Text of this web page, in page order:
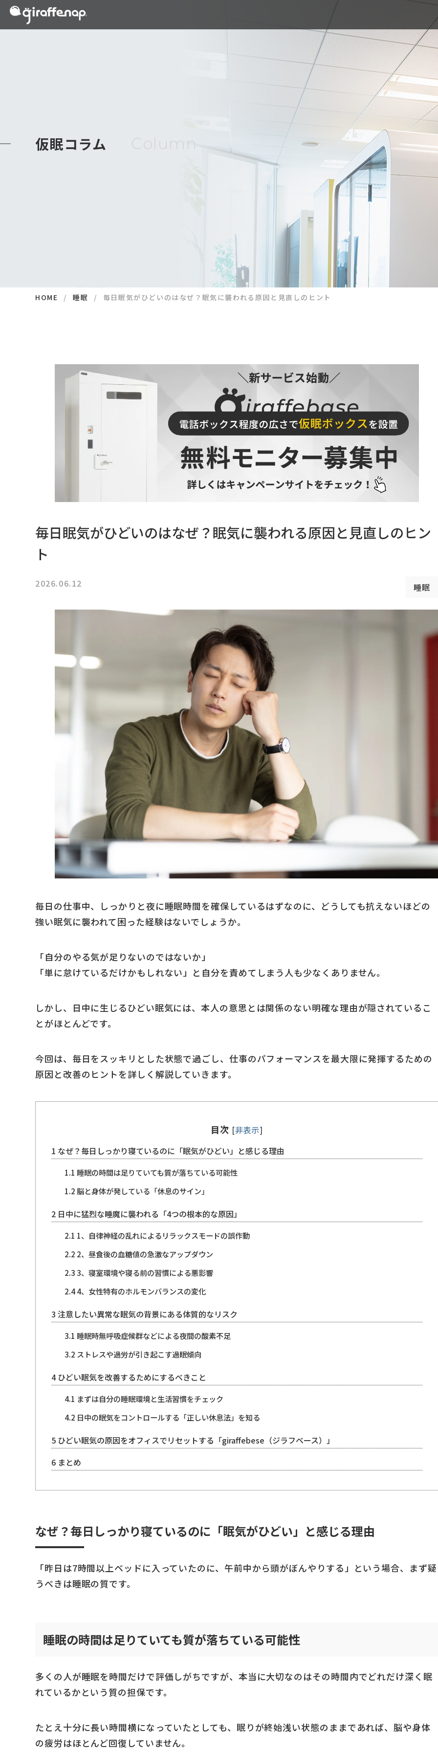
仮眠コラム Column
HOME 睡眠 毎日眠気がひどいのはなぜ？眠気に襲われる原因と見直しのヒント
毎日眠気がひどいのはなぜ？眠気に襲われる原因と見直しのヒン
ト
2026.06.12 睡眠
毎日の仕事中、しっかりと夜に睡眠時間を確保しているはずなのに、どうしても抗えないほどの
強い眠気に襲われて困った経験はないでしょうか。
「自分のやる気が足りないのではないか」
「単に怠けているだけかもしれない」と自分を責めてしまう人も少なくありません。
しかし、日中に生じるひどい眠気には、本人の意思とは関係のない明確な理由が隠されているこ
とがほとんどです。
今回は、毎日をスッキリとした状態で過ごし、仕事のパフォーマンスを最大限に発揮するための
原因と改善のヒントを詳しく解説していきます。
目次 [非表示]
1 なぜ？毎日しっかり寝ているのに「眠気がひどい」と感じる理由
1.1 睡眠の時間は足りていても質が落ちている可能性
1.2 脳と身体が発している「休息のサイン」
2 日中に猛烈な睡魔に襲われる「4つの根本的な原因」
2.1 1、自律神経の乱れによるリラックスモードの誤作動
2.2 2、昼食後の血糖値の急激なアップダウン
2.3 3、寝室環境や寝る前の習慣による悪影響
2.44、女性特有のホルモンバランスの変化
3 注意したい異常な眠気の背景にある体質的なリスク
3.1 睡眠時無呼吸症候群などによる夜間の酸素不足
3.2 ストレスや過労が引き起こす過眠傾向
4ひどい眠気を改善するためにするべきこと
4.1 まずは自分の睡眠環境と生活習慣をチェック
4.2 日中の眠気をコントロールする「正しい休息法」を知る
5 ひどい眠気の原因をオフィスでリセットする「giraffebese（ジラフベース）」
6 まとめ
なぜ？毎日しっかり寝ているのに「眠気がひどい」と感じる理由
「昨日は7時間以上ベッドに入っていたのに、午前中から頭がぼんやりする」という場合、まず疑
うべきは睡眠の質です。
睡眠の時間は足りていても質が落ちている可能性
多くの人が睡眠を時間だけで評価しがちですが、本当に大切なのはその時間内でどれだけ深く眠
れているかという質の担保です。
たとえ十分に長い時間横になっていたとしても、眠りが終始浅い状態のままであれば、脳や身体
の疲労はほとんど回復していません。